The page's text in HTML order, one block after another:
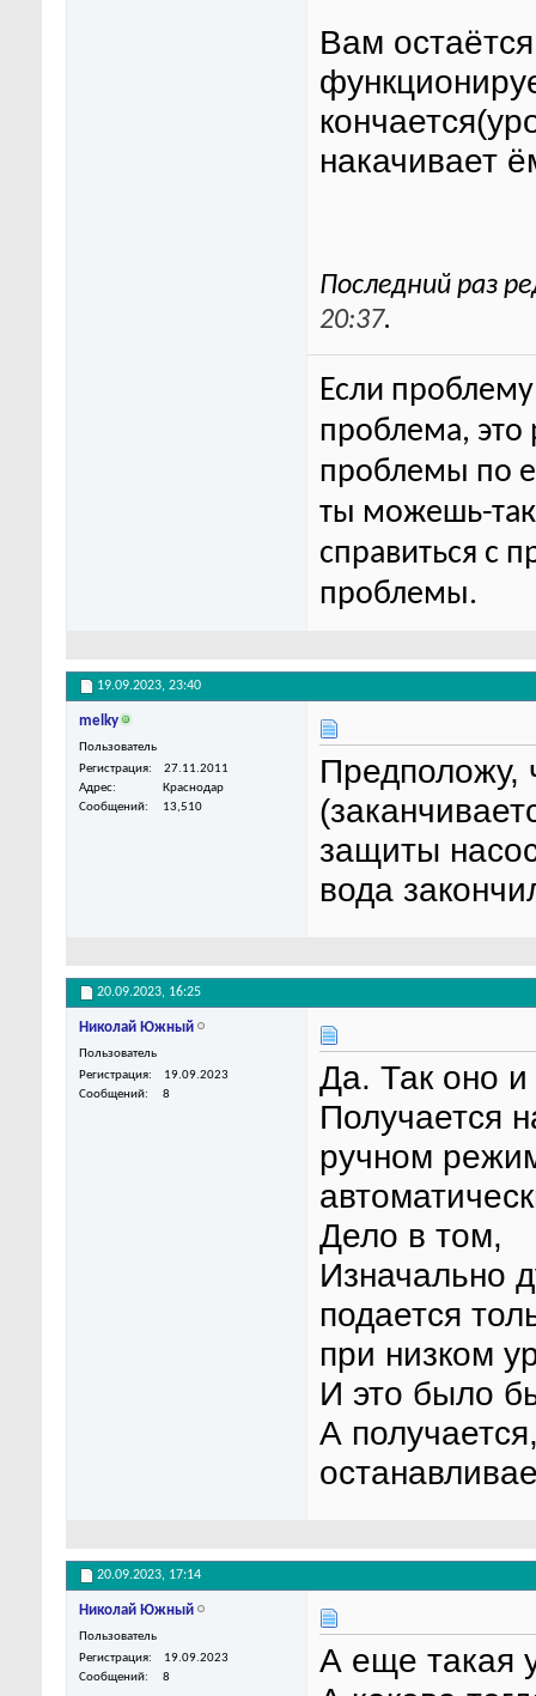
Вам
накачивает
Последний раз
20:37.
Если
проблема, это
проблемы по
ты можешь-
справиться с
проблемы.
19.09.2023, 23:40
melky
Пользователь
Регистрация
27.11.2011
Адрес
Краснодар
Сообщений
13,510
Предположу,
защиты
вода
20.09.2023, 16:25
Николай Южный
Пользователь
Регистрация
19.09.2023
Сообщений
8
Да. Так оно
Получается
ручном
Дело в том,
Изначально
подается
при низком
И это было
А
20.09.2023, 17:14
Николай Южный
Пользователь
Регистрация
19.09.2023
Сообщений
8
А еще такая